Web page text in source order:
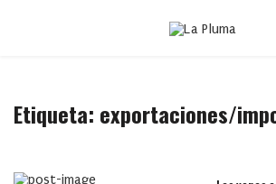
Etiqueta: exportaciones/